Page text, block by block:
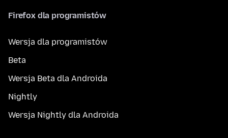
Firefox dla programistów
Wersja dla programistów
Beta
Wersja Beta dla Androida
Nightly
Wersja Nightly dla Androida